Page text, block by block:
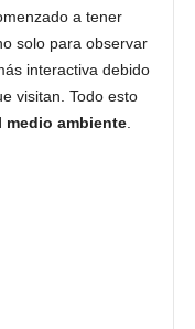
a tener
solo para observar
interactiva debido
visitan. Todo esto
medio ambiente.